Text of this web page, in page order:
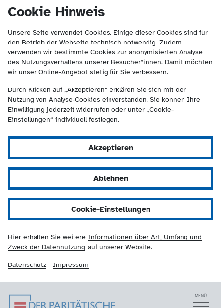
Cookie Hinweis
Unsere Seite verwendet Cookies. Einige dieser Cookies sind für
den Betrieb der Webseite technisch notwendig. Zudem
verwenden wir bestimmte Cookies zur anonymisierten Analyse
des Nutzungsverhaltens unserer Besucher*innen. Damit möchten
wir unser Online-Angebot stetig für Sie verbessern.
Durch Klicken auf „Akzeptieren“ erklären Sie sich mit der
Nutzung von Analyse-Cookies einverstanden. Sie können Ihre
Einwilligung jederzeit widerrufen oder unter „Cookie-
Einstellungen“ individuell festlegen.
Akzeptieren
Ablehnen
Cookie-Einstellungen
Hier erhalten Sie weitere Informationen über Art, Umfang und
Zweck der Datennutzung auf unserer Website.
Datenschutz Impressum
Der Paritätische NRW
springen
(Kontakt und Suche) springen.
Navigation MENÜ